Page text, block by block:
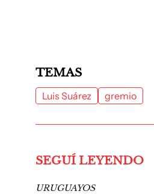
TEMAS
Luis Suárez gremio
SEGUÍ LEYENDO
URUGUAYOS